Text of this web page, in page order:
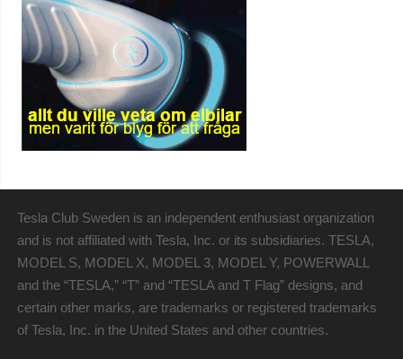
Tesla Club Sweden is an independent enthusiast organization
and is not affiliated with Tesla, Inc. or its subsidiaries. TESLA,
MODEL S, MODEL X, MODEL 3, MODEL Y, POWERWALL
and the “TESLA,” “T” and “TESLA and T Flag” designs, and
certain other marks, are trademarks or registered trademarks
of Tesla, Inc. in the United States and other countries.